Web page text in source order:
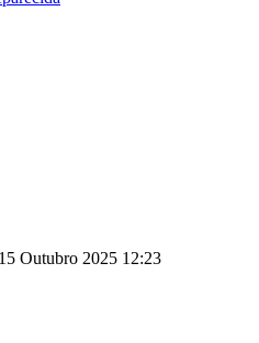
Outubro 2025 12:23